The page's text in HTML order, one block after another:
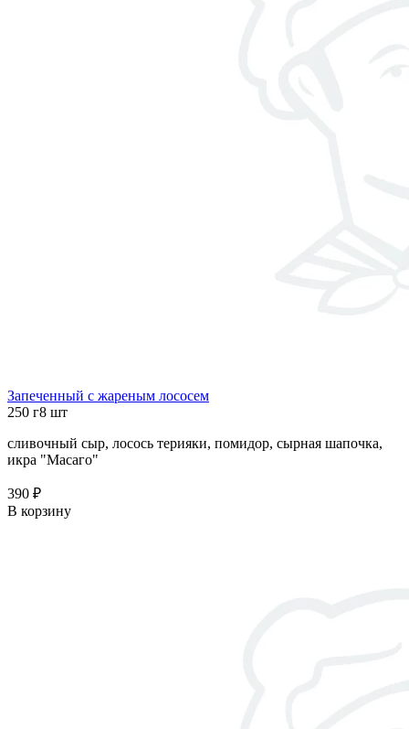
Запеченный с жареным лососем
250 г8 шт
сливочный сыр, лосось терияки, помидор, сырная шапочка,
икра "Масаго"
390 ₽
В корзину